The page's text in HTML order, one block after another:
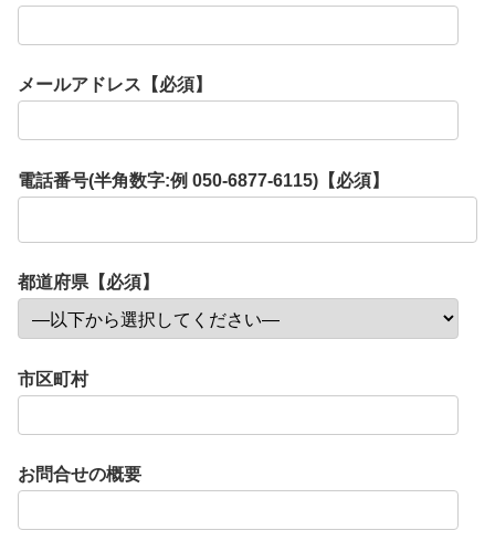
メールアドレス【必須】
電話番号(半角数字:例 050-6877-6115)【必須】
都道府県【必須】
市区町村
お問合せの概要